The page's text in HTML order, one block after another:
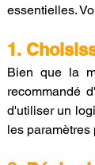
essentielles.
1.
Bien que la
recommandé
d'utiliser un
les paramètres